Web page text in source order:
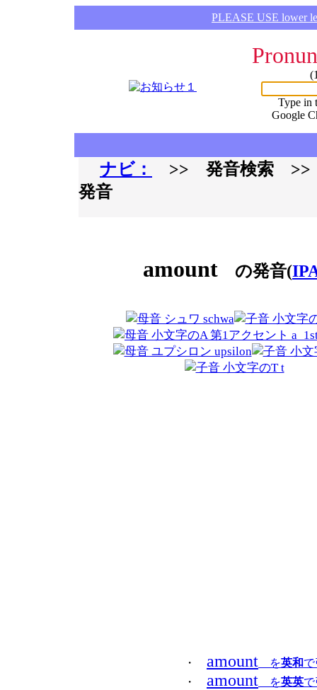
PLEASE USE lower
Type in
Google
ナビ：
>> 発音検索
発音
amount の発音(
・ amount を英和
・ amount を英英